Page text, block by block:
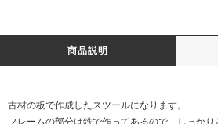
商品説明
古材の板で作成したスツールになります。
フレームの部分は鉄で作ってあるので、しっかり